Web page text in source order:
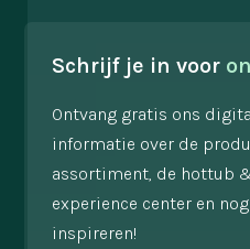
Schrijf je in voor
Ontvang gratis ons
informatie over de
assortiment, de hottub
experience center en
inspireren!